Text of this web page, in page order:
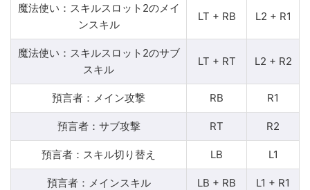
魔法使い：スキルスロット2のメイ
ンスキル
LT + RB L2 + R1
魔法使い：スキルスロット2のサブ
スキル
LT + RT L2 + R2
預言者：メイン攻撃 RB R1
預言者：サブ攻撃 RT R2
預言者：スキル切り替え LB L1
預言者：メインスキル LB + RB L1 + R1